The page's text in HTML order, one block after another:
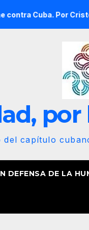
Por Cristóbal León
del capítulo
DEFENSA DE LA